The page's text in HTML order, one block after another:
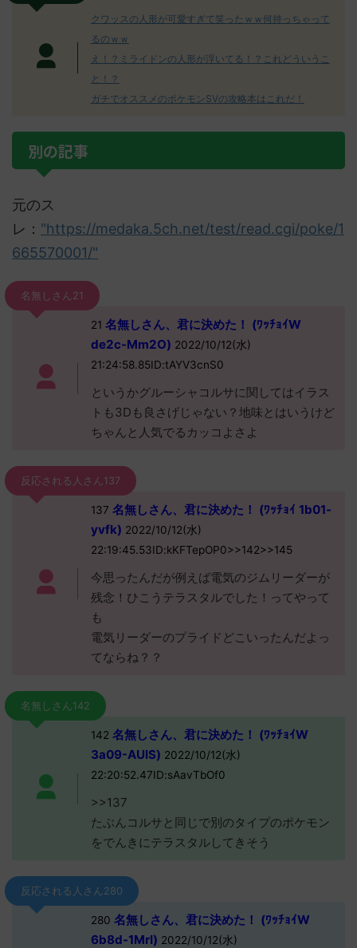
クワッスの人形が可愛すぎて笑ったｗｗ何持っちゃって
るのｗｗ
え！？ミライドンの人形が浮いてる！？これどういうこ
と！？
ガチでオススメのポケモンSVの攻略本はこれだ！
別の記事
元のス
レ： "https://medaka.5ch.net/test/read.cgi/poke/1
665570001/"
名無しさん21
21 名無しさん、君に決めた！ (ﾜｯﾁｮｲW
de2c-Mm2O) 2022/10/12(水)
21:24:58.85ID:tAYV3cnS0
というかグルーシャコルサに関してはイラス
トも3Dも良さげじゃない？地味とはいうけど
ちゃんと人気でるカッコよさよ
反応される人さん137
137 名無しさん、君に決めた！ (ﾜｯﾁｮｲ 1b01-
yvfk) 2022/10/12(水)
22:19:45.53ID:kKFTepOP0>>142>>145
今思ったんだが例えば電気のジムリーダーが
残念！ひこうテラスタルでした！ってやって
も
電気リーダーのプライドどこいったんだよっ
てならね？？
名無しさん142
142 名無しさん、君に決めた！ (ﾜｯﾁｮｲW
3a09-AUlS) 2022/10/12(水)
22:20:52.47ID:sAavTbOf0
>>137
たぶんコルサと同じで別のタイプのポケモン
をでんきにテラスタルしてきそう
反応される人さん280
280 名無しさん、君に決めた！ (ﾜｯﾁｮｲW
6b8d-1MrI) 2022/10/12(水)